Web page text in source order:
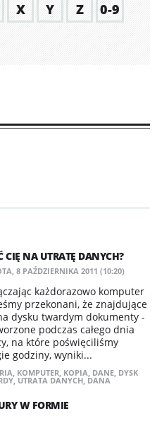
X Y Z
0-9
CIĘ NA UTRATĘ DANYCH?
8 PAŹDZIERNIKA 2011 (10:20)
każdorazowo komputer
przekonani, że znajdujące
dysku twardym dokumenty -
podczas całego dnia
na które poświęciliśmy
godziny, wyniki...
, KOMPUTER, KOPIA, DANE, DYSK
, UTRATA DANYCH, DANA
W FORMIE